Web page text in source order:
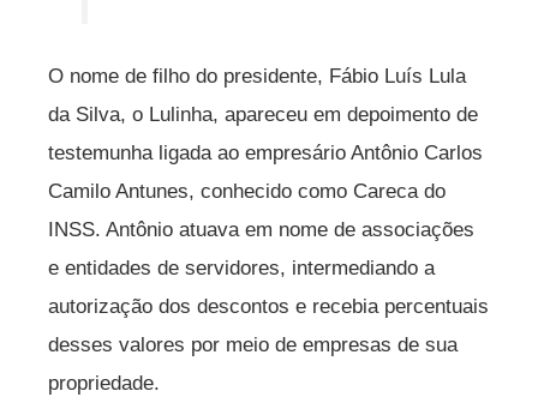
O nome de filho do presidente, Fábio Luís Lula
da Silva, o Lulinha, apareceu em depoimento de
testemunha ligada ao empresário Antônio Carlos
Camilo Antunes, conhecido como Careca do
INSS. Antônio atuava em nome de associações
e entidades de servidores, intermediando a
autorização dos descontos e recebia percentuais
desses valores por meio de empresas de sua
propriedade.